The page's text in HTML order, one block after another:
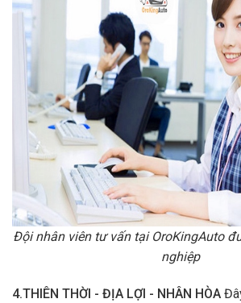
Đội nhân viên tư vấn tại OroKingAuto
nghiệp
4.THIÊN THỜI - ĐỊA LỢI - NHÂN HÒA